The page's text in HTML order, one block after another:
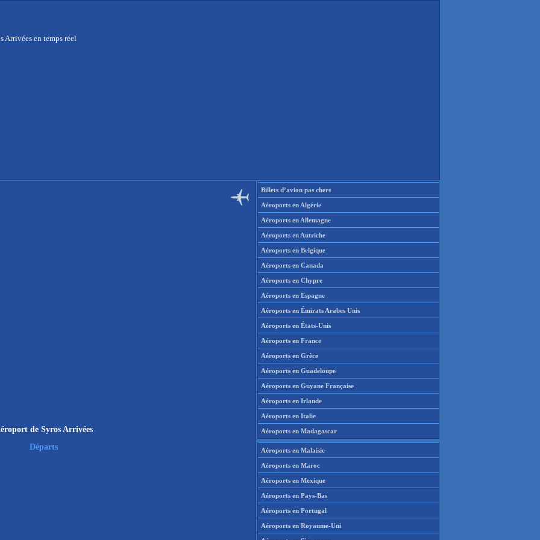
Arrivées en temps réel
de Syros Arrivées
Départs
Billets d’avion pas chers
Aéroports en Algérie
Aéroports en Allemagne
Aéroports en Autriche
Aéroports en Belgique
Aéroports en Canada
Aéroports en Chypre
Aéroports en Espagne
Aéroports en Émirats Arabes Unis
Aéroports en États-Unis
Aéroports en France
Aéroports en Grèce
Aéroports en Guadeloupe
Aéroports en Guyane Française
Aéroports en Irlande
Aéroports en Italie
Aéroports en Madagascar
Aéroports en Malaisie
Aéroports en Maroc
Aéroports en Mexique
Aéroports en Pays-Bas
Aéroports en Portugal
Aéroports en Royaume-Uni